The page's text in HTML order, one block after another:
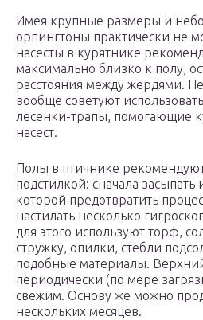
Имея крупные размеры и
орпингтоны практически не
насесты в курятнике
максимально близко к полу,
расстояния между жердями.
вообще советуют
лесенки-трапы, помогающие
насест.
Полы в птичнике
подстилкой: сначала засыпать
которой предотвратить
настилать несколько
для этого используют торф,
стружку, опилки, стебли
подобные материалы.
периодически (по мере
свежим. Основу же можно
нескольких месяцев.